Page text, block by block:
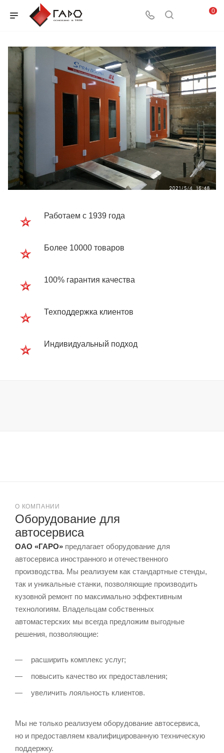
0
Работаем с 1939 года
Более 10000 товаров
100% гарантия качества
Техподдержка клиентов
Индивидуальный подход
ОАО «ГАРО» предлагает оборудование для
автосервиса иностранного и отечественного
производства. Мы реализуем как стандартные стенды,
так и уникальные станки, позволяющие производить
кузовной ремонт по максимально эффективным
технологиям. Владельцам собственных
автомастерских мы всегда предложим выгодные
решения, позволяющие:
расширить комплекс услуг;
повысить качество их предоставления;
увеличить лояльность клиентов.
Мы не только реализуем оборудование автосервиса,
но и предоставляем квалифицированную техническую
поддержку.
О КОМПАНИИ
Оборудование для
автосервиса